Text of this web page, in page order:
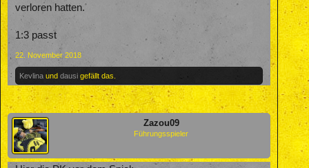
verloren hatten.
1:3 passt
22. November 2018
Kevlina und dausi gefällt das.
Zazou09
Führungsspieler